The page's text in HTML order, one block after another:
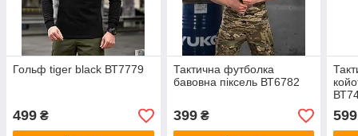
Гольф tiger black ВТ7779
499 ₴
Тактична футболка
бавовна піксель ВТ6782
399₴ 599